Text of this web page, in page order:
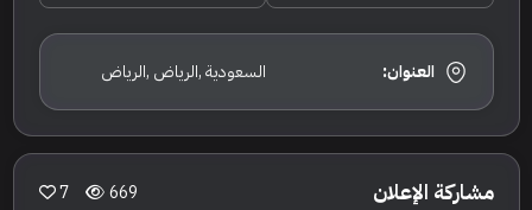
العنوان: السعودية ,الرياض ,الرياض
مشاركة الإعلان 669
7